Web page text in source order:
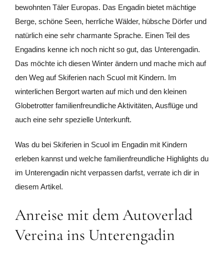
bewohnten Täler Europas. Das Engadin bietet mächtige
Berge, schöne Seen, herrliche Wälder, hübsche Dörfer und
natürlich eine sehr charmante Sprache. Einen Teil des
Engadins kenne ich noch nicht so gut, das Unterengadin.
Das möchte ich diesen Winter ändern und mache mich auf
den Weg auf Skiferien nach Scuol mit Kindern. Im
winterlichen Bergort warten auf mich und den kleinen
Globetrotter familienfreundliche Aktivitäten, Ausflüge und
auch eine sehr spezielle Unterkunft.
Was du bei Skiferien in Scuol im Engadin mit Kindern
erleben kannst und welche familienfreundliche Highlights du
im Unterengadin nicht verpassen darfst, verrate ich dir in
diesem Artikel.
Anreise mit dem Autoverlad
Vereina ins Unterengadin